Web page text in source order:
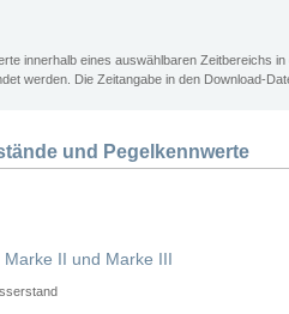
innerhalb eines auswählbaren Zeitbereichs
werden. Die Zeitangabe in den Download-
und Pegelkennwerte
II und Marke III